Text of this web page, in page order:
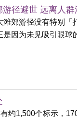
游径避世 远离人群
郊游径没有特别「
因为未见吸引眼球
约1,500个标示，